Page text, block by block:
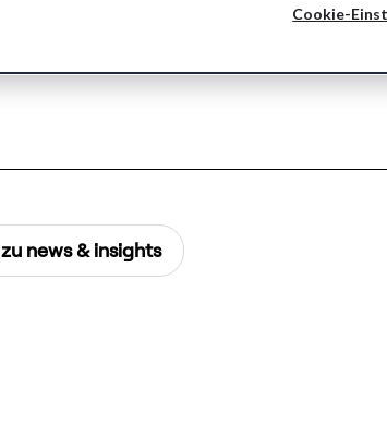
Cookie-
news & insights